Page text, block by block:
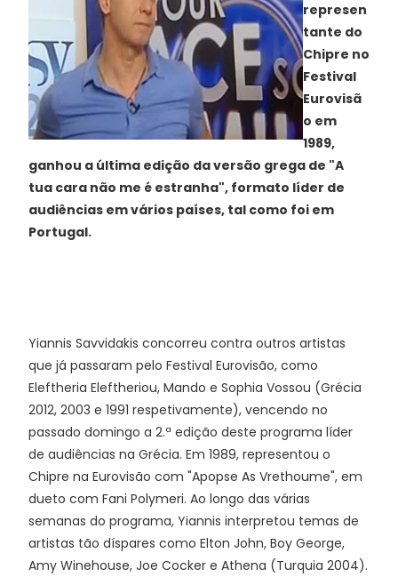
represen
tante do
Chipre no
Festival
Eurovisã
o em
1989,
ganhou a última edição da versão grega de "A
tua cara não me é estranha", formato líder de
audiências em vários países, tal como foi em
Portugal.
Yiannis Savvidakis concorreu contra outros artistas
que já passaram pelo Festival Eurovisão, como
Eleftheria Eleftheriou, Mando e Sophia Vossou (Grécia
2012, 2003 e 1991 respetivamente), vencendo no
passado domingo a 2.ª edição deste programa líder
de audiências na Grécia. Em 1989, representou o
Chipre na Eurovisão com "Apopse As Vrethoume", em
dueto com Fani Polymeri. Ao longo das várias
semanas do programa, Yiannis interpretou temas de
artistas tão díspares como Elton John, Boy George,
Amy Winehouse, Joe Cocker e Athena (Turquia 2004).